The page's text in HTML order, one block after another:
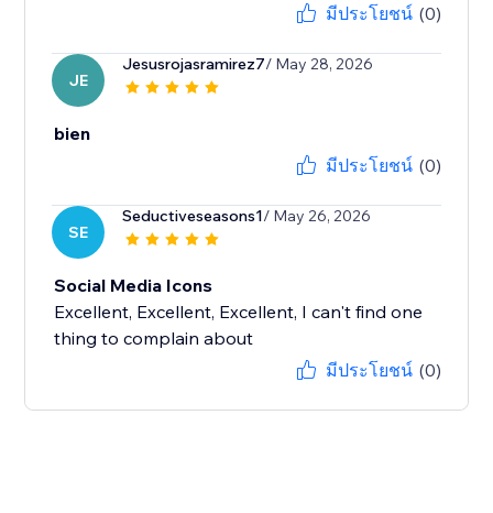
มีประโยชน์ (0)
JE
Jesusrojasramirez7/ May 28, 2026
bien
มีประโยชน์ (0)
SE
Seductiveseasons1/ May 26, 2026
Social Media Icons
Excellent, Excellent, Excellent, I can't find one
thing to complain about
มีประโยชน์ (0)